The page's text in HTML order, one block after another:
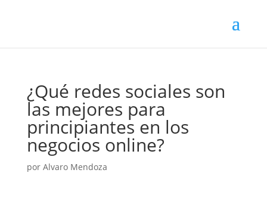
¿Qué redes sociales son
las mejores para
principiantes en los
negocios online?
por Alvaro Mendoza